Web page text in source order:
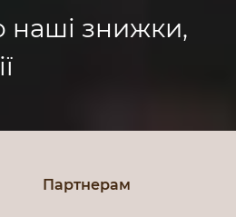
наші знижки,
Партнерам